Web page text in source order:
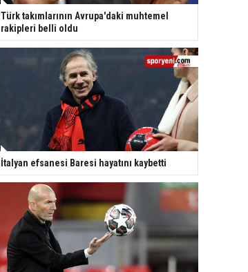
Türk takımlarının Avrupa'daki muhtemel
rakipleri belli oldu
İtalyan efsanesi Baresi hayatını kaybetti